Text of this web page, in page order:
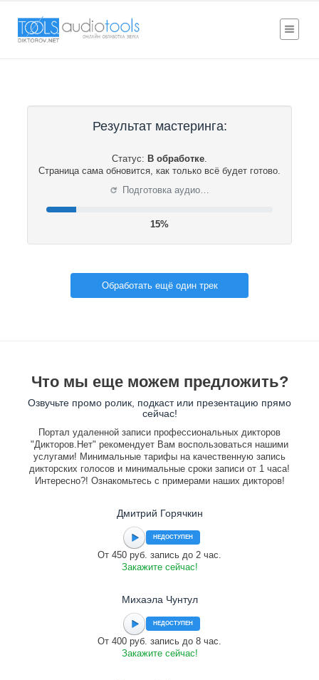
Результат мастеринга:
Статус: В обработке.
Страница сама обновится, как только всё будет готово.
⟳ Подготовка аудио…
16%
Обработать ещё один трек
Что мы еще можем предложить?
Озвучьте промо ролик, подкаст или презентацию прямо
сейчас!
Портал удаленной записи профессиональных дикторов
"Дикторов.Нет" рекомендует Вам воспользоваться нашими
услугами! Минимальные тарифы на качественную запись
дикторских голосов и минимальные сроки записи от 1 часа!
Интересно?! Ознакомьтесь с примерами наших дикторов!
Дмитрий Горячкин
НЕДОСТУПЕН
От 450 руб. запись до 2 час.
Закажите сейчас!
Михаэла Чунтул
НЕДОСТУПЕН
От 400 руб. запись до 8 час.
Закажите сейчас!